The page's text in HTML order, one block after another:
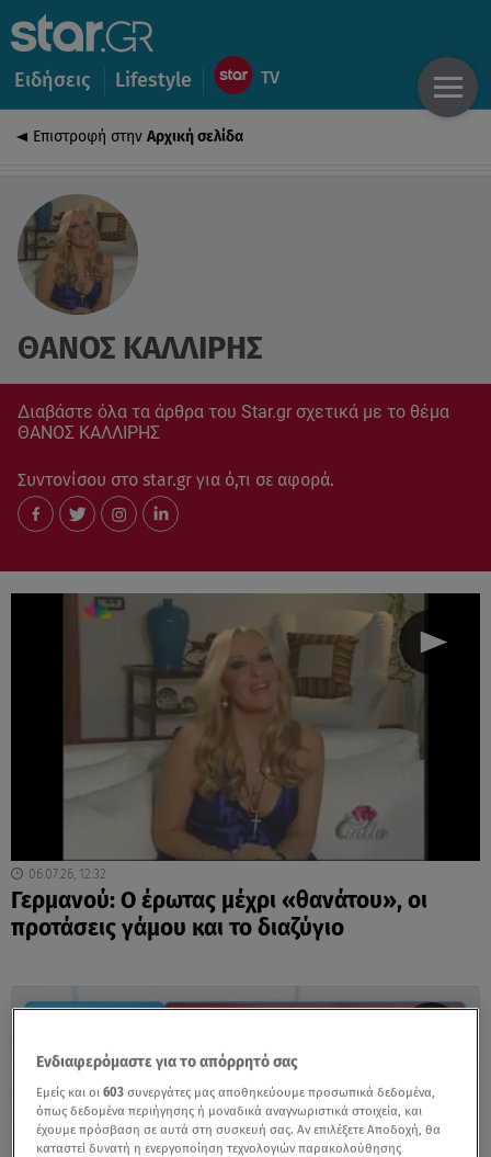
Ειδήσεις Lifestyle
Επιστροφή στην Αρχική σελίδα
ΘΑΝΟΣ ΚΑΛΛΙΡΗΣ
Διαβάστε όλα τα άρθρα του Star.gr σχετικά με το θέμα
ΘΑΝΟΣ ΚΑΛΛΙΡΗΣ
Συντονίσου στο star.gr για ό,τι σε αφορά.
06.07.26, 12:32
Γερμανού: Ο έρωτας μέχρι «θανάτου», οι
προτάσεις γάμου και το διαζύγιο
Ενδιαφερόμαστε για το απόρρητό σας
Εμείς και οι603 συνεργάτες μας αποθηκεύουμε προσωπικά δεδομένα,
όπως δεδομένα περιήγησης ή μοναδικά αναγνωριστικά στοιχεία, και
έχουμε πρόσβαση σε αυτά στη συσκευή σας. Αν επιλέξετε Αποδοχή, θα
καταστεί δυνατή η ενεργοποίηση τεχνολογιών παρακολούθησης